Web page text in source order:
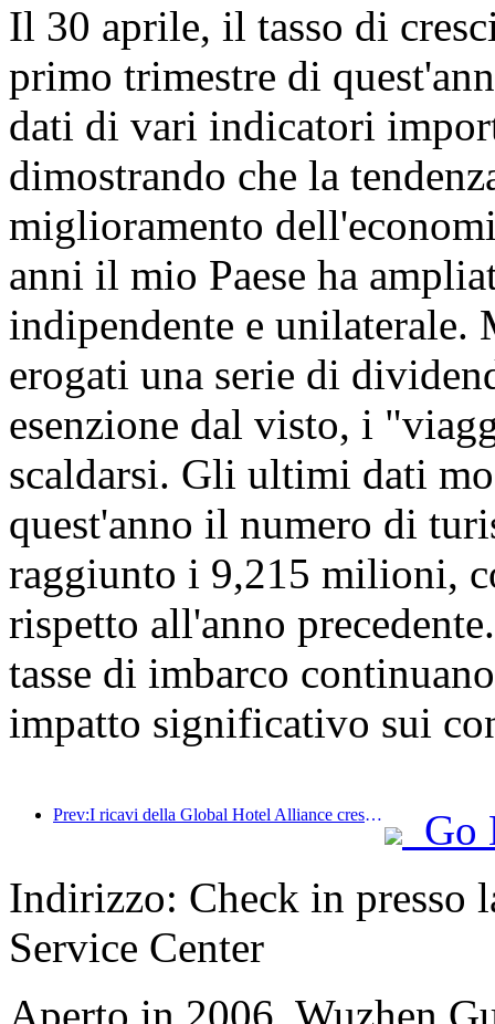
Il 30 aprile, il tasso di
primo trimestre di
dati di vari indicatori
dimostrando che la
miglioramento
anni il mio Paese ha
indipendente e unilaterale.
erogati una serie di
esenzione dal visto, i
scaldarsi. Gli ultimi dati
quest'anno il numero di
raggiunto i 9,215 milioni,
rispetto all'anno
tasse di imbarco
impatto significativo sui
Prev:I ricavi della Global Hotel Alliance cresceranno del 15% nel primo trimestre del 2025
Go
Indirizzo: Check in presso
Service Center
Aperto in 2006, Wuzhen